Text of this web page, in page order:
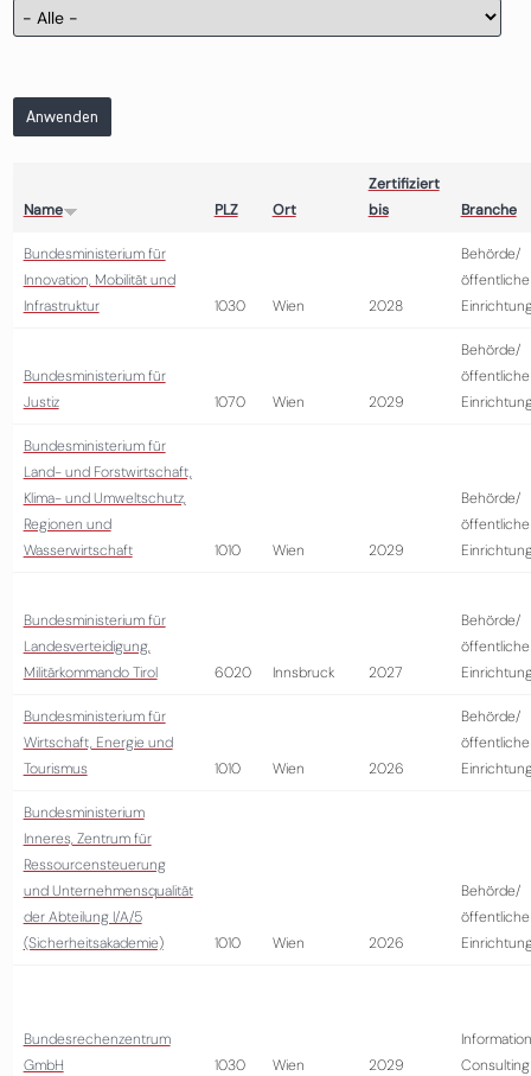
Anwenden
Name PLZ Ort
Zertifiziert
bis
Branche
Bundesministerium für
Innovation, Mobilität und
Infrastruktur
1030 Wien 2028
Behörde/
öffentliche
Bundesministerium für
Justiz
1070 Wien 2029
Behörde/
öffentliche
Bundesministerium für
Land- und Forstwirtschaft,
Klima- und Umweltschutz,
Regionen und
Wasserwirtschaft
1010 Wien 2029
Behörde/
öffentliche
Bundesministerium für
Landesverteidigung,
Militärkommando Tirol
6020 Innsbruck 2027
Behörde/
öffentliche
Bundesministerium für
Wirtschaft, Energie und
Tourismus
1010 Wien 2026
Behörde/
öffentliche
Bundesministerium
Inneres, Zentrum für
Ressourcensteuerung
und Unternehmensqualität
der Abteilung I/A/5
(Sicherheitsakademie)
1010 Wien 2026
Behörde/
öffentliche
Bundesrechenzentrum
GmbH
1030 Wien 2029
Consulting